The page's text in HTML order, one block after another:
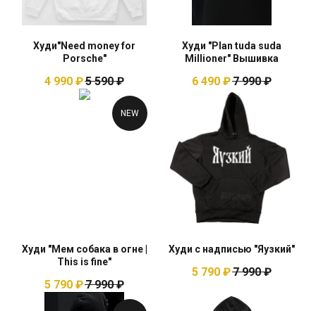
Худи"Need money for
Porsche"
4 990 ₽5 590 ₽
Худи "Plan tuda suda
Millioner" Вышивка
6 490 ₽7 990 ₽
NEW
Худи "Мем собака в огне |
This is fine"
5 790 ₽7 990 ₽
Худи с надписью "Яузкий"
5 790 ₽7 990 ₽